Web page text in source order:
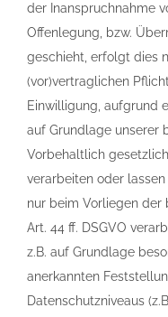
der Inanspruchnahme
Offenlegung, bzw.
geschieht, erfolgt dies
(vor)vertraglichen
Einwilligung, aufgrund
auf Grundlage unserer
Vorbehaltlich
verarbeiten oder
nur beim Vorliegen der
Art. 44 ff. DSGVO
z.B. auf Grundlage
anerkannten
Datenschutzniveaus